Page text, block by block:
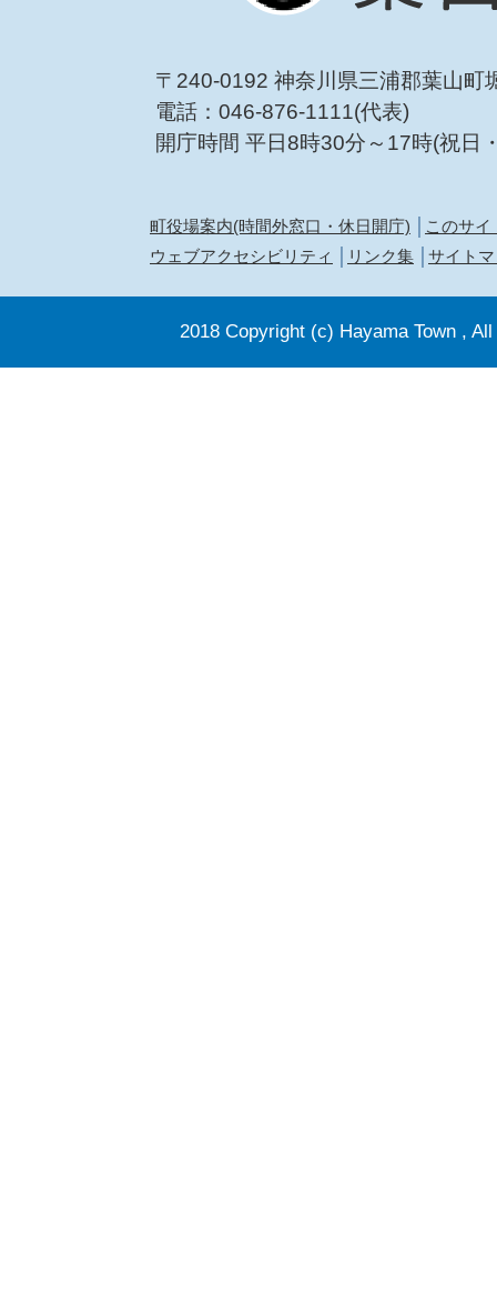
〒240-0192 神奈川県三浦郡葉山町
電話：046-876-1111(代表)
開庁時間 平日8時30分～17時(祝日
町役場案内(時間外窓口・休日開庁)
このサイ
ウェブアクセシビリティ
リンク集 サイト
2018 Copyright (c) Hayama Town ,